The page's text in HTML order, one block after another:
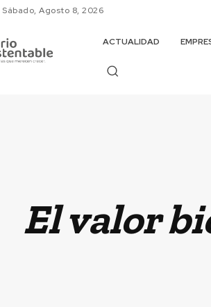
Sábado, Agosto 8, 2026
ACTUALIDAD
El valor